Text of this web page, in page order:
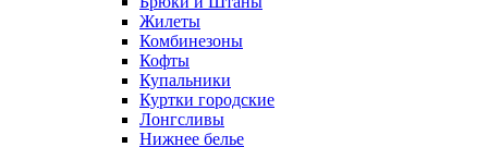
Жилеты
Комбинезоны
Кофты
Купальники
Куртки городские
Лонгсливы
Нижнее белье